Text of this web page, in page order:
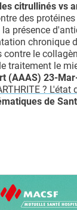
citrullinés vs
des
présence
chronique
contre le
traitement le
(AAAS) 23-
?
de